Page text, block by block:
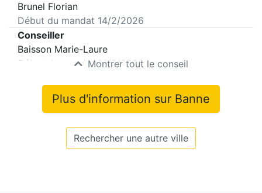
Brunel Florian
Début du mandat 14/2/2026
Conseiller
Baisson Marie-Laure
Début du mandat14/2/2026
Montrer tout le conseil
Plus d'information sur Banne
Rechercher une autre ville